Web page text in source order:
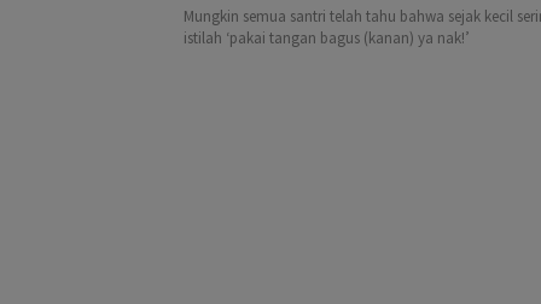
Mungkin semua santri telah tahu bahwa sejak kecil
istilah ‘pakai tangan bagus (kanan) ya nak!’